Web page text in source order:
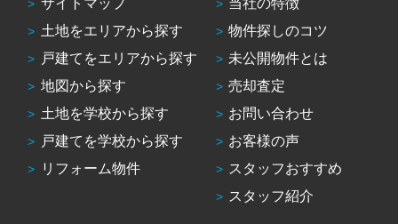
サイトマップ
土地をエリアから探す
戸建てをエリアから探す
地図から探す
土地を学校から探す
戸建てを学校から探す
リフォーム物件
当社の特徴
物件探しのコツ
未公開物件とは
売却査定
お問い合わせ
お客様の声
スタッフおすすめ
スタッフ紹介